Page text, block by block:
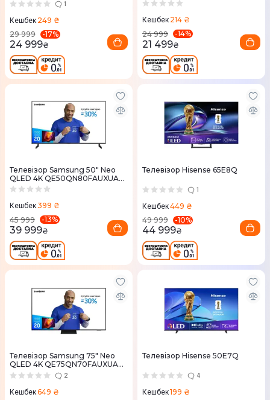
1
Кешбек 249 ₴
29 999
-17%
24 999₴
Кешбек 214 ₴
24 999
-14%
21 499₴
Телевізор Samsung 50" Neo
QLED 4K QE50QN80FAUXUA
MiniLED Vision AI
Кешбек399 ₴
45 999
-13%
39 999₴
Телевізор Hisense 65E8Q
1
Кешбек449 ₴
49 999
-10%
44 999₴
Телевізор Samsung 75" Neo
QLED 4K QE75QN70FAUXUA
MiniLED Vision AI
2
Кешбек649 ₴
Телевізор Hisense 50E7Q
4
Кешбек199 ₴